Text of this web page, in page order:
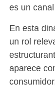
es un
En esta
un rol
aparece